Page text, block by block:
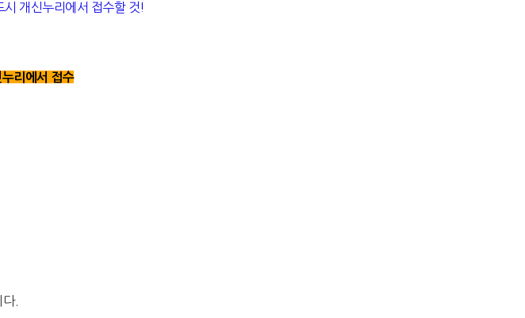
시 개신누리에서 접수할 것!
리에서 접수
.